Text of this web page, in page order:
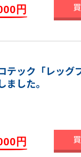
円
テック「レッグ
した。
円